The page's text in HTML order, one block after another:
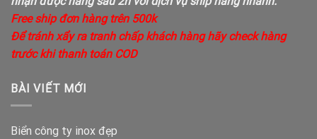
Free ship đơn hàng trên 500k
Để tránh xẩy ra tranh chấp khách hàng hãy check hàng
trước khi thanh toán COD
BÀI VIẾT MỚI
Biển công ty inox đẹp